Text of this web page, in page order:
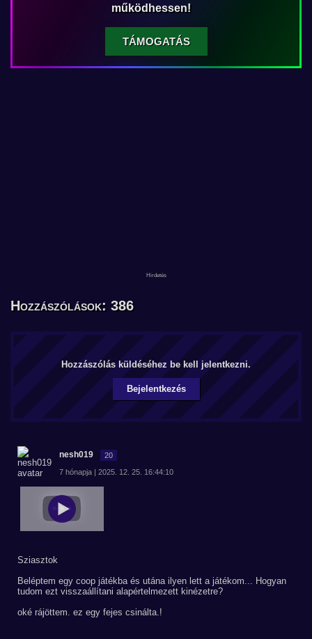
működhessen!
TÁMOGATÁS
Hozzászólások: 386
Hozzászólás küldéséhez be kell jelentkezni.
Bejelentkezés
nesh019 20
7 hónapja | 2025. 12. 25. 16:44:10
Sziasztok
Beléptem egy coop játékba és utána ilyen lett a játékom... Hogyan
tudom ezt visszaállítani alapértelmezett kinézetre?
oké rájöttem. ez egy fejes csinálta.!